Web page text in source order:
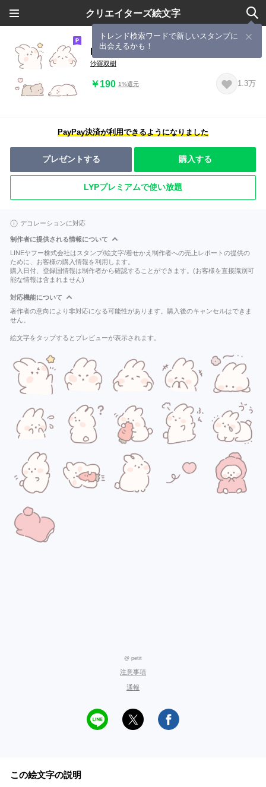
クリエイターズ絵文字
トレンド検索ワードで新しいスタンプに
出会えるかも！
白玉ぴょん子 2
沙羅双樹
￥190 1%還元 1.3万
PayPay決済が利用できるようになりました
プレゼントする 購入する
LYPプレミアムで使い放題
デコレーションに対応
制作者に提供される情報について
LINEヤフー株式会社はスタンプ/絵文字/着せかえ制作者への売上レポートの提供の
ために、お客様の購入情報を利用します。
購入日付、登録国情報は制作者から確認することができます。(お客様を直接識別可
能な情報は含まれません)
対応機能について
著作者の意向により非対応になる可能性があります。購入後のキャンセルはできま
せん。
絵文字をタップするとプレビューが表示されます。
@ petit
注意事項
通報
この絵文字の説明